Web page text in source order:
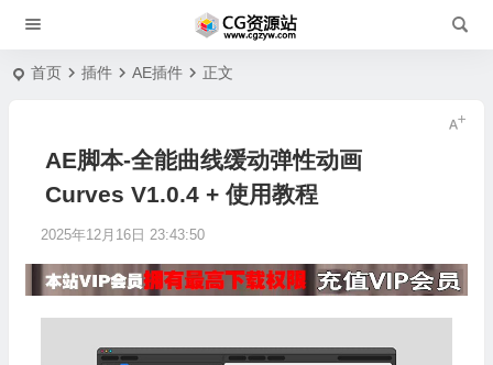
首页 插件 AE插件 正文
AE脚本-全能曲线缓动弹性动画
Curves V1.0.4 + 使用教程
2025年12月16日 23:43:50